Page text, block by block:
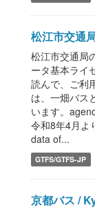
松江市交通
松江市交通局
ータ基本ライ
読んで、ご利
は、一畑バス
います。
令和8年4月
data of...
GTFS/GTFS-JP
京都バス /